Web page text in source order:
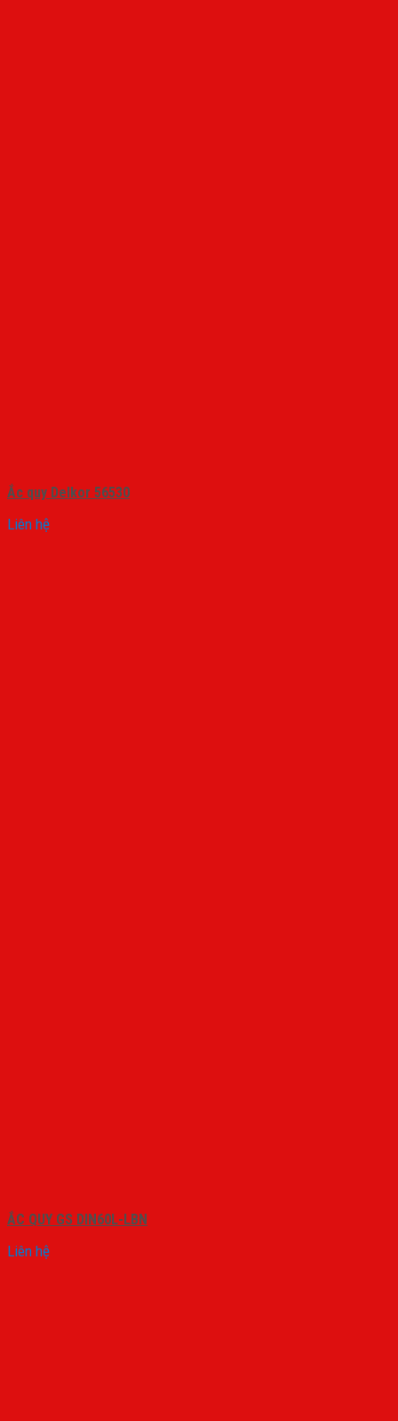
Ắc quy Delkor 56530
Liên hệ
ẮC QUY GS DIN60L-LBN
Liên hệ